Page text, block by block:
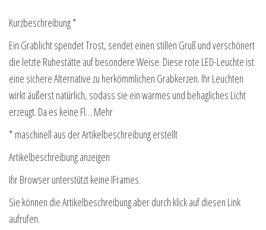
Kurzbeschreibung *
Ein Grablicht spendet Trost, sendet einen stillen Gruß und verschönert
die letzte Ruhestätte auf besondere Weise. Diese rote LED-Leuchte ist
eine sichere Alternative zu herkömmlichen Grabkerzen. Ihr Leuchten
wirkt äußerst natürlich, sodass sie ein warmes und behagliches Licht
erzeugt. Da es keine Fl… Mehr
* maschinell aus der Artikelbeschreibung erstellt
Artikelbeschreibung anzeigen
Ihr Browser unterstützt keine IFrames.
Sie können die Artikelbeschreibung aber durch klick auf diesen Link
aufrufen.